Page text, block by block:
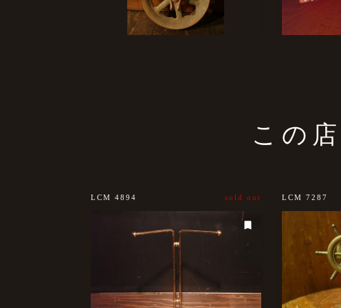
この
LCM 4894 sold out LCM 7287